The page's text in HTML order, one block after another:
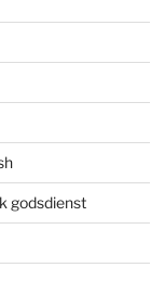
godsdienst